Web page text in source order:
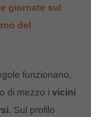
giornate sul
del
funzionano,
di mezzo i vicini
. Sul profilo